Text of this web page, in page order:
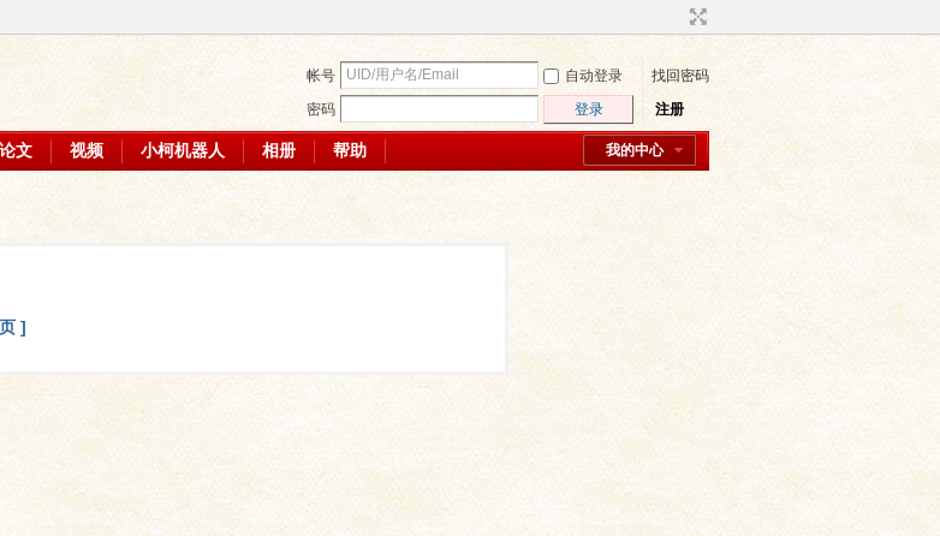
帐号 自动登录
找回密码
密码
登录 注册
我的中心
论文 视频 小柯机器人 相册 帮助
]